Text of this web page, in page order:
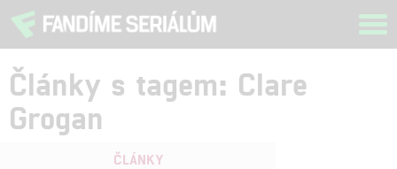
Články s tagem: Clare
Grogan
ČLÁNKY